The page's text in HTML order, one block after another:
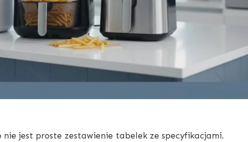
nie jest proste zestawienie tabelek ze specyfikacjami.